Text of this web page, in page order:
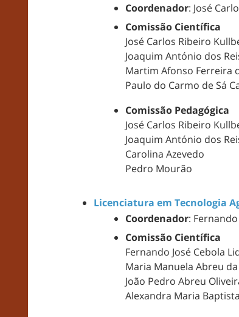
Coordenador: José
Comissão Científica
José Carlos Ribeiro
Joaquim António dos
Martim Afonso Ferreira
Paulo do Carmo de Sá
Comissão Pedagógica
José Carlos Ribeiro
Joaquim António dos
Carolina Azevedo
Pedro Mourão
Licenciatura em Tecnologia
Coordenador:
Comissão Científica
Fernando José Cebola
Maria Manuela Abreu da
João Pedro Abreu
Alexandra Maria